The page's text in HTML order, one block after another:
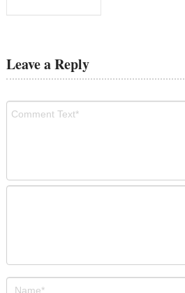
Leave a Reply